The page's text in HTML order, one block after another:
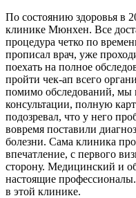
По состоянию здоровья в
клинике Мюнхен. Все
процедура четко по
прописал врач, уже
поехать на полное
пройти чек-ап всего
помимо обследований, мы
консультации, полную
подозревал, что у него
вовремя поставили
болезни. Сама клиника
впечатление, с первого
сторону. Медицинский и
настоящие
в этой клинике.